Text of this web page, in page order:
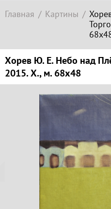
Главная Картины
Хорев Ю. Е. Небо над
2015. Х., м. 68х48